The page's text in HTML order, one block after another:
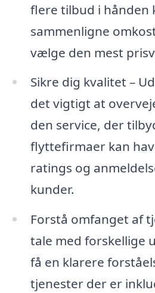
flere tilbud i hånden
sammenligne
vælge den mest
Sikre dig kvalitet –
det vigtigt at
den service, der
flyttefirmaer kan
ratings og
kunder.
Forstå omfanget af
tale med forskellige
få en klarere
tjenester der er